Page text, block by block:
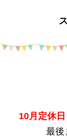
10月定休
最後